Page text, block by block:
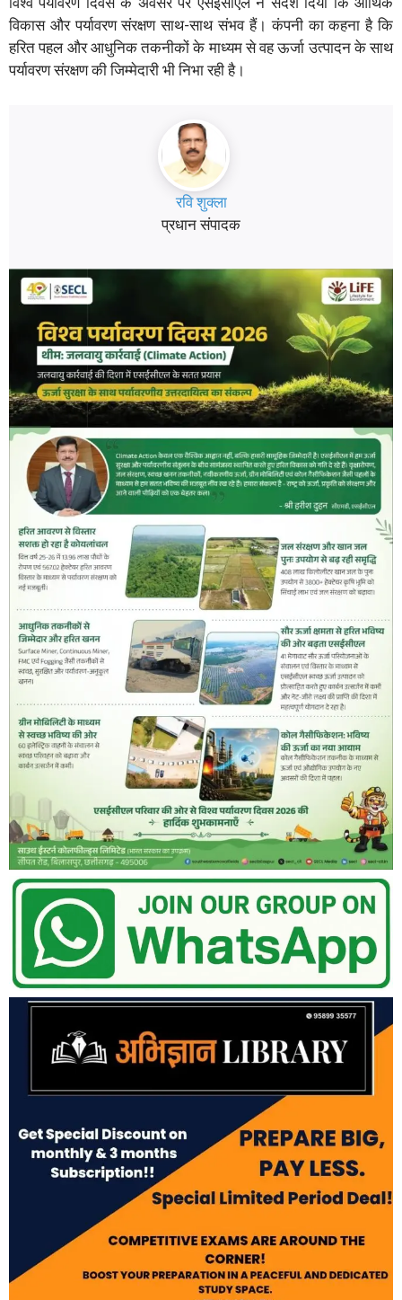
विश्व पर्यावरण दिवस के अवसर पर एसईसीएल ने संदेश दिया कि आर्थिक
विकास और पर्यावरण संरक्षण साथ-साथ संभव हैं। कंपनी का कहना है कि
हरित पहल और आधुनिक तकनीकों के माध्यम से वह ऊर्जा उत्पादन के साथ
पर्यावरण संरक्षण की जिम्मेदारी भी निभा रही है।
रवि शुक्ला
प्रधान संपादक